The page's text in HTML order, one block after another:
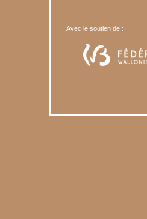
Avec le soutien de :